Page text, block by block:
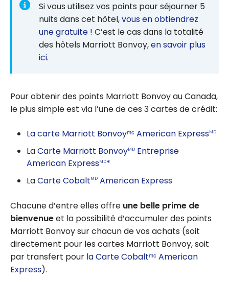
Si vous utilisez vos points pour séjourner 5
nuits dans cet hôtel,vous en obtiendrez
une gratuite ! C’est le cas dans la totalité
des hôtels Marriott Bonvoy,en savoir plus
ici.
Pour obtenir des points Marriott Bonvoy au Canada,
le plus simple est via l’une de ces 3 cartes de crédit:
La carte Marriott Bonvoyᵐᶜ American ExpressMD
LaCarte Marriott BonvoyMD Entreprise
American ExpressMD*
LaCarte CobaltMD American Express
Chacune d’entre elles offre une belle prime de
bienvenueet la possibilité d’accumuler des points
Marriott Bonvoy sur chacun de vos achats (soit
directement pour les cartes Marriott Bonvoy, soit
par transfert pour la Carte Cobaltᵐᶜ American
Express).